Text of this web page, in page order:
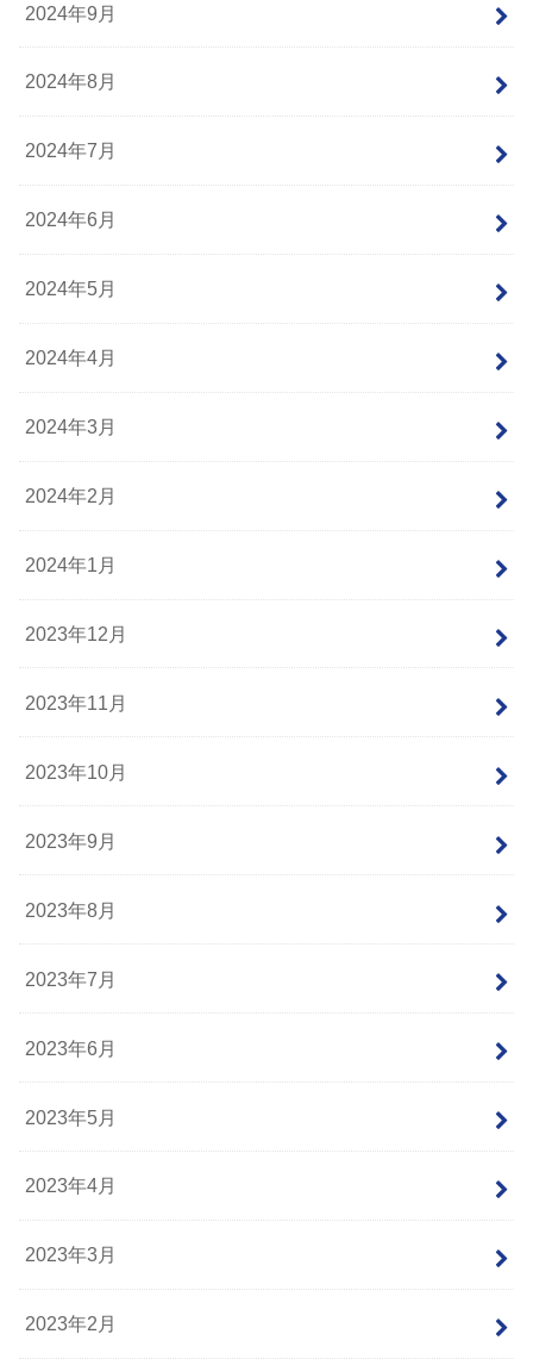
2024年9月
2024年8月
2024年7月
2024年6月
2024年5月
2024年4月
2024年3月
2024年2月
2024年1月
2023年12月
2023年11月
2023年10月
2023年9月
2023年8月
2023年7月
2023年6月
2023年5月
2023年4月
2023年3月
2023年2月